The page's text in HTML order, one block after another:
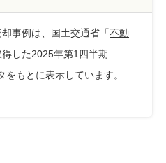
事例は、国土交通省「不動
得した2025年第1四半期
もとに表示しています。